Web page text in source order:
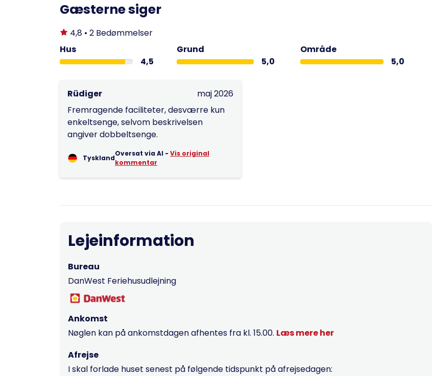
Gæsterne siger
4,8 • 2 Bedømmelser
Hus
4,5
Grund
5,0
Område
5,0
Rüdiger
maj 2026
Fremragende faciliteter, desværre kun
enkeltsenge, selvom beskrivelsen
angiver dobbeltsenge.
Tyskland
Oversat via AI - Vis original
kommentar
Lejeinformation
Bureau
DanWest Feriehusudlejning
Ankomst
Nøglen kan på ankomstdagen afhentes fra kl. 15.00. Læs mere her
Afrejse
I skal forlade huset senest på følgende tidspunkt på afrejsedagen: